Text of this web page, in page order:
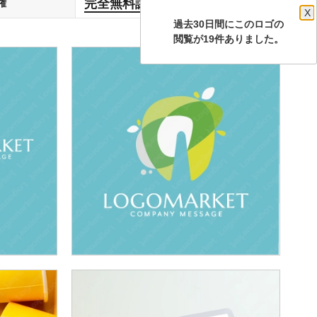
過去30日間にこのロゴの
X
閲覧が19件ありました。